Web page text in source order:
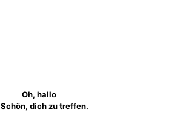
Oh, hallo
Schön, dich zu treffen.